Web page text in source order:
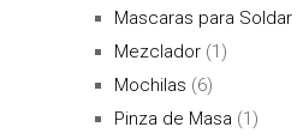
Mascaras para Soldar
Mezclador (1)
Mochilas (6)
Pinza de Masa (1)